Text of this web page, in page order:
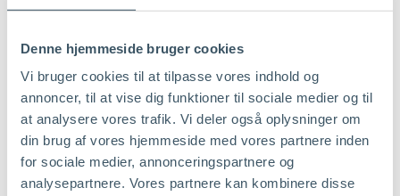
Denne hjemmeside bruger cookies
Vi bruger cookies til at tilpasse vores indhold og
annoncer, til at vise dig funktioner til sociale medier og til
at analysere vores trafik. Vi deler også oplysninger om
din brug af vores hjemmeside med vores partnere inden
for sociale medier, annonceringspartnere og
analysepartnere. Vores partnere kan kombinere disse